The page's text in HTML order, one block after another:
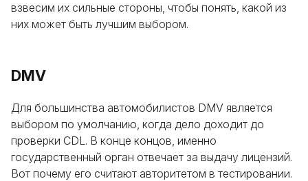
взвесим их сильные стороны, чтобы понять, какой из
них может быть лучшим выбором.
DMV
Для большинства автомобилистов DMV является
выбором по умолчанию, когда дело доходит до
проверки CDL. В конце концов, именно
государственный орган отвечает за выдачу лицензий.
Вот почему его считают авторитетом в тестировании.